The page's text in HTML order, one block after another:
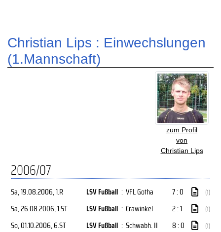
Christian Lips : Einwechslungen
(1.Mannschaft)
zum Profil
von
Christian Lips
2006/07
Sa, 19.08.2006, 1.R LSV Fußball : VFL Gotha 7 : 0 (1)
Sa, 26.08.2006, 1.ST LSV Fußball : Crawinkel 2 : 1 (1)
So, 01.10.2006, 6.ST LSV Fußball : Schwabh. II 8 : 0 (1)